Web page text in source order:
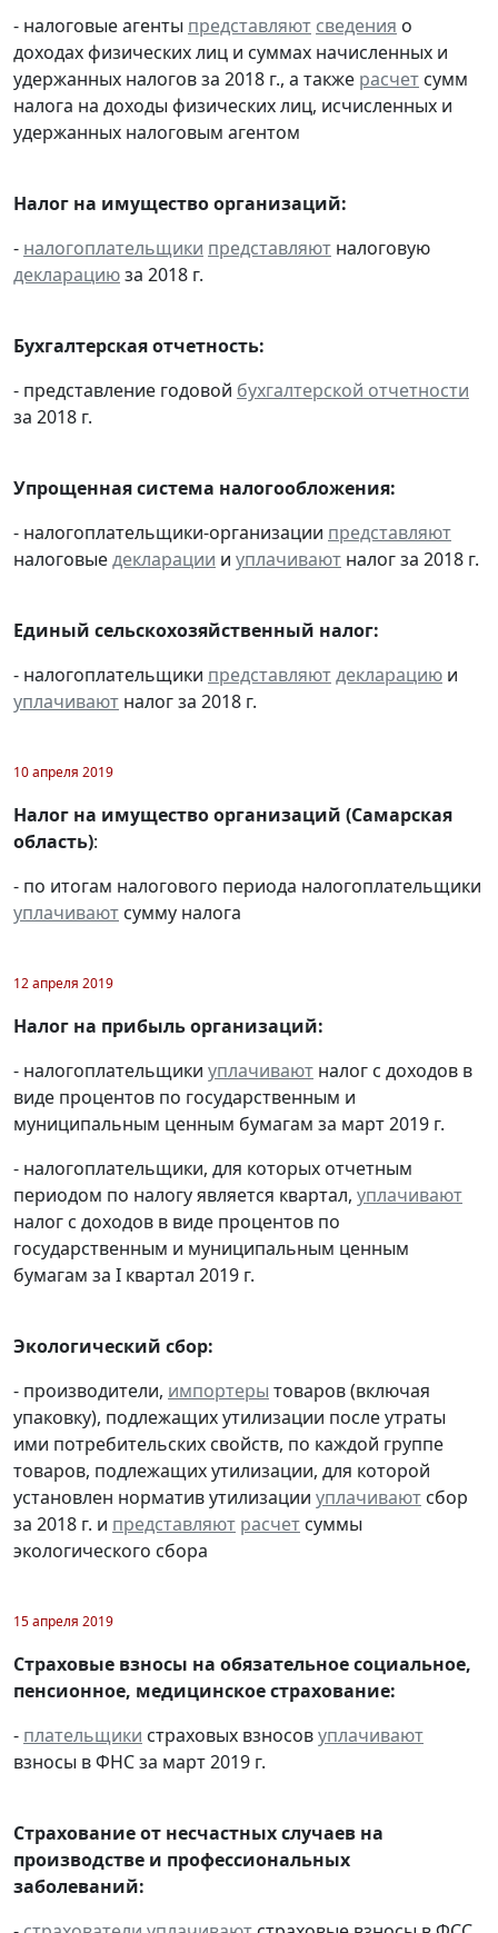
- налоговые агенты представляют сведения о
доходах физических лиц и суммах начисленных и
удержанных налогов за 2018 г., а также расчет сумм
налога на доходы физических лиц, исчисленных и
удержанных налоговым агентом
Налог на имущество организаций:
- налогоплательщики представляют налоговую
декларациюза 2018 г.
Бухгалтерская отчетность:
- представление годовой бухгалтерской отчетности
за 2018 г.
Упрощенная система налогообложения:
- налогоплательщики-организации представляют
налоговыедекларации и уплачивают налог за 2018 г.
Единый сельскохозяйственный налог:
- налогоплательщики представляютдекларацию и
уплачивают налог за 2018 г.
10 апреля 2019
Налог на имущество организаций (Самарская
область):
- по итогам налогового периода налогоплательщики
уплачивают сумму налога
12 апреля 2019
Налог на прибыль организаций:
- налогоплательщики уплачивают налог с доходов в
виде процентов по государственным и
муниципальным ценным бумагам за март 2019 г.
- налогоплательщики, для которых отчетным
периодом по налогу является квартал, уплачивают
налог с доходов в виде процентов по
государственным и муниципальным ценным
бумагам за I квартал 2019 г.
Экологический сбор:
- производители, импортеры товаров (включая
упаковку), подлежащих утилизации после утраты
ими потребительских свойств, по каждой группе
товаров, подлежащих утилизации, для которой
установлен норматив утилизации уплачивают сбор
за 2018 г. и представляют расчет суммы
экологического сбора
15 апреля 2019
Страховые взносы на обязательное социальное,
пенсионное, медицинское страхование:
- плательщики страховых взносовуплачивают
взносы в ФНС за март 2019 г.
Страхование от несчастных случаев на
производстве и профессиональных
заболеваний: